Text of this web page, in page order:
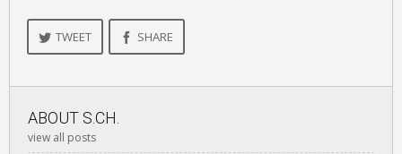
TWEET SHARE
ABOUT S.CH.
view all posts